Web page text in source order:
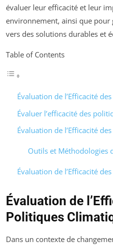
évaluer leur efficacité et leur
environnement, ainsi que pour
vers des solutions durables et
Table of Contents
Évaluation de l’Efficacité
Évaluer l’efficacité des
Évaluation de l’Efficacité
Outils et Méthodologies
Évaluation de l’Efficacité
Évaluation de
Politiques
Dans un contexte de